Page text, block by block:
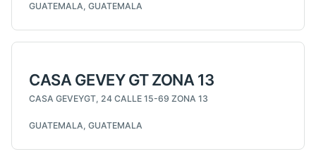
GUATEMALA, GUATEMALA
CASA GEVEY GT ZONA 13
CASA GEVEYGT, 24 CALLE 15-69 ZONA 13
GUATEMALA, GUATEMALA